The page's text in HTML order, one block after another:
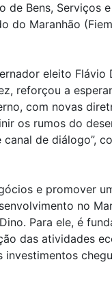
de Bens, Serviços
do Maranhão
eleito Flávio
reforçou a
com novas
os rumos do
de diálogo”,
e promover
no
Para ele, é
das atividades